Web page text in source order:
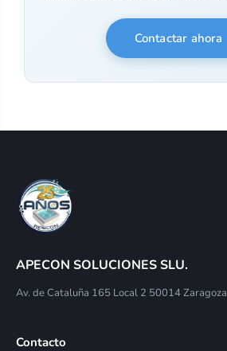
Contactar ahora
APECON SOLUCIONES SLU.
Av. de Cataluña 165 Local 2 50014 Zaragoza
Contacto